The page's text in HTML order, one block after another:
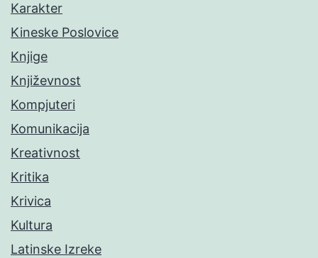
Karakter
Kineske Poslovice
Knjige
Književnost
Kompjuteri
Komunikacija
Kreativnost
Kritika
Krivica
Kultura
Latinske Izreke